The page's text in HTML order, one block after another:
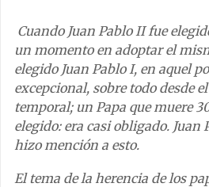
Cuando Juan Pablo II fue
un momento en adoptar el
elegido Juan Pablo I, en aquel
excepcional, sobre todo desde
temporal; un Papa que muere
elegido: era casi obligado. Juan
hizo mención a esto.
El tema de la herencia de los